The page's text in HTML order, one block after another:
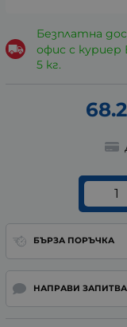
Безплатна
офис с куриер
5 кг.
БЪРЗА ПОРЪЧКА
НАПРАВИ